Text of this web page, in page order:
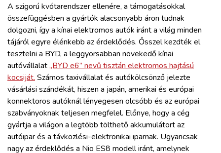
A szigorú kvótarendszer ellenére, a támogatásokkal
összefüggésben a gyártók alacsonyabb áron tudnak
dolgozni, így a kínai elektromos autók iránt a világ minden
tájáról egyre élénkebb az érdeklődés. Ősszel kezdték el
tesztelni a BYD, a leggyorsabban növekedő kínai
autóvállalat„BYD e6” nevű tisztán elektromos hajtású
kocsiját. Számos taxivállalat és autókölcsönző jelezte
vásárlási szándékát, hiszen a japán, amerikai és európai
konnektoros autóknál lényegesen olcsóbb és az európai
szabványoknak teljesen megfelel. Előnye, hogy a cég
gyártja a világon a legtöbb tölthető akkumulátort az
autóipar és a távközlési-elektronikai iparnak. Ugyancsak
nagy az érdeklődés a Nio ES8 modell iránt, amelynek